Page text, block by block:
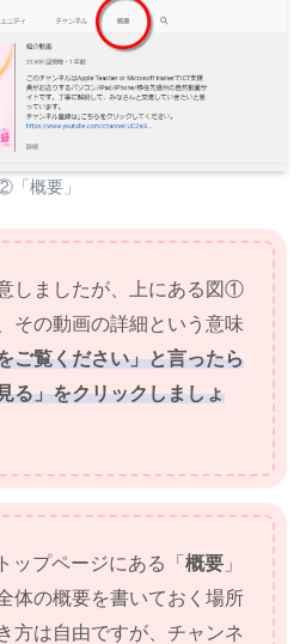
「概要」
しましたが、上にある図①
その動画の詳細という意味
ご覧ください」と言ったら
る」をクリックしましょ
ップページにある「 概要 」
体の概要を書いておく場所
方は自由ですが、チャンネ